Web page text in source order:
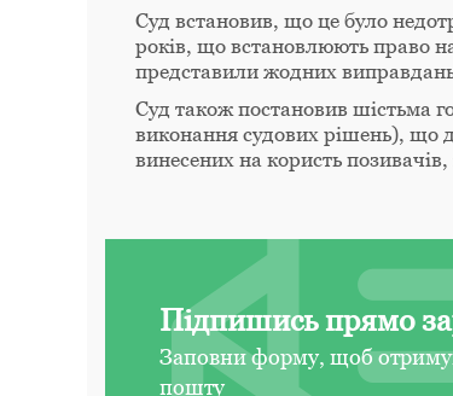
Суд встановив, що це було
років, що встановлюють право
представили жодних
Суд також постановив шістьма
виконання судових рішень), що
винесених на користь
Підпишись прямо
Заповни форму, щоб
пошту